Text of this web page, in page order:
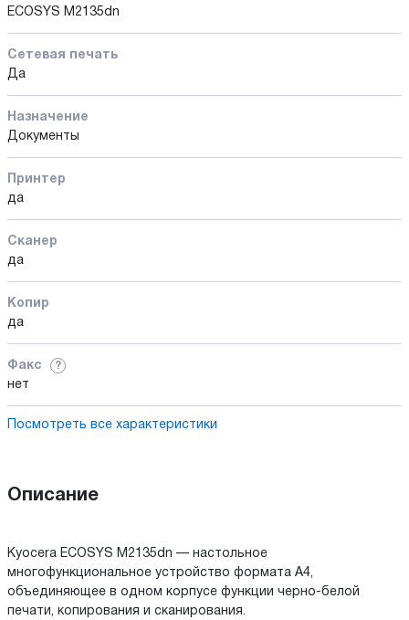
ECOSYS M2135dn
Сетевая печать
Да
Назначение
Документы
Принтер
да
Сканер
да
Копир
да
Факс ?
нет
Посмотреть все характеристики
Описание
Kyocera ECOSYS M2135dn — настольное
многофункциональное устройство формата А4,
объединяющее в одном корпусе функции черно-белой
печати, копирования и сканирования.